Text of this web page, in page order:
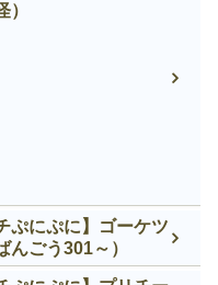
）
ぷにぷに】ゴーケツ
んごう301～）